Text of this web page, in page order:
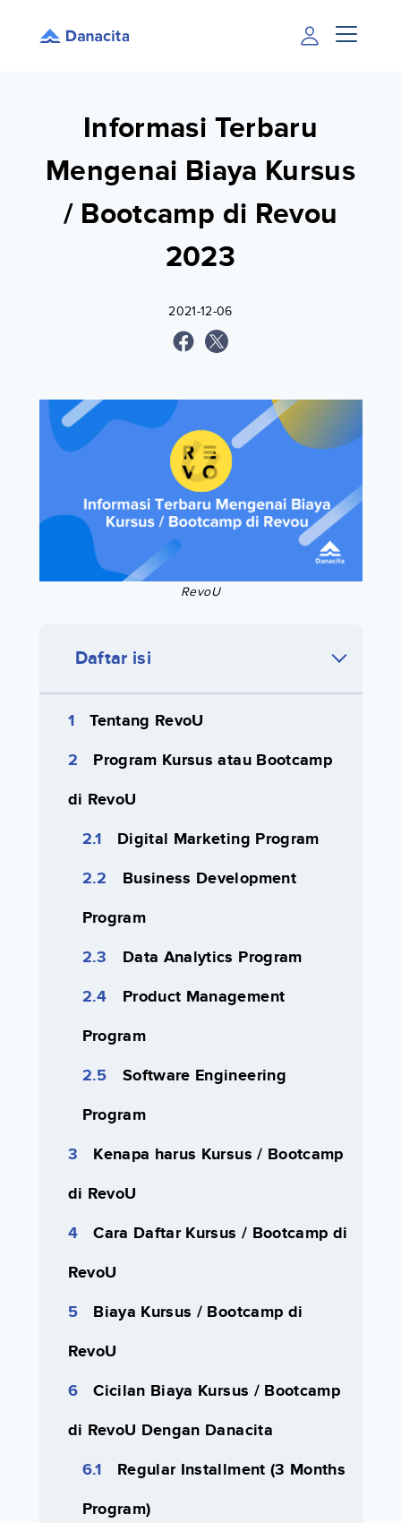
Informasi Terbaru
Mengenai Biaya Kursus
/ Bootcamp di Revou
2023
2021-12-06
RevoU
Daftar isi
Tentang RevoU
Program Kursus atau Bootcamp
di RevoU
Digital Marketing Program
Business Development
Program
Data Analytics Program
Product Management
Program
Software Engineering
Program
Kenapa harus Kursus / Bootcamp
di RevoU
Cara Daftar Kursus / Bootcamp di
RevoU
Biaya Kursus / Bootcamp di
RevoU
Cicilan Biaya Kursus / Bootcamp
di RevoU Dengan Danacita
Regular Installment (3 Months
Program)